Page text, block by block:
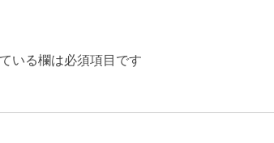
いる欄は必須項目です